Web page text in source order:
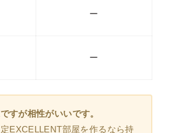
ー
ー
すが相性がいいです。
EXCELLENT部屋を作るなら持